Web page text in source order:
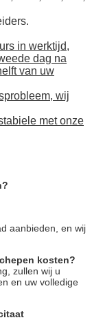
in werktijd,
dag na
van uw
wij
met onze
aanbieden, en wij
kosten?
zullen wij u
en uw volledige